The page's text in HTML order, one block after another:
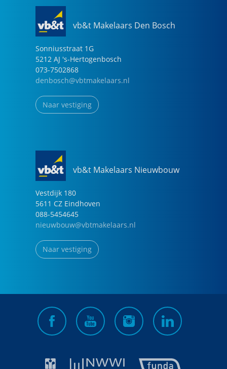
vb&t Makelaars Den Bosch
Sonniusstraat 1G
5212 AJ 's-Hertogenbosch
073-7502868
denbosch@vbtmakelaars.nl
Naar vestiging
vb&t Makelaars Nieuwbouw
Vestdijk 180
5611 CZ Eindhoven
088-5454645
nieuwbouw@vbtmakelaars.nl
Naar vestiging